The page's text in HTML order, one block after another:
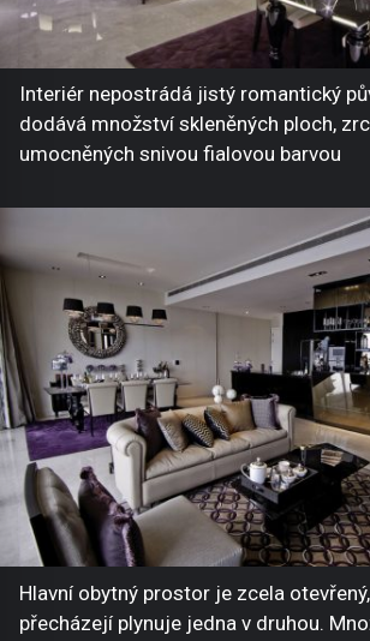
Interiér nepostrádá jistý romantický
dodává množství skleněných ploch,
umocněných snivou fialovou barvou
Hlavní obytný prostor je zcela
přecházejí plynuje jedna v druhou.